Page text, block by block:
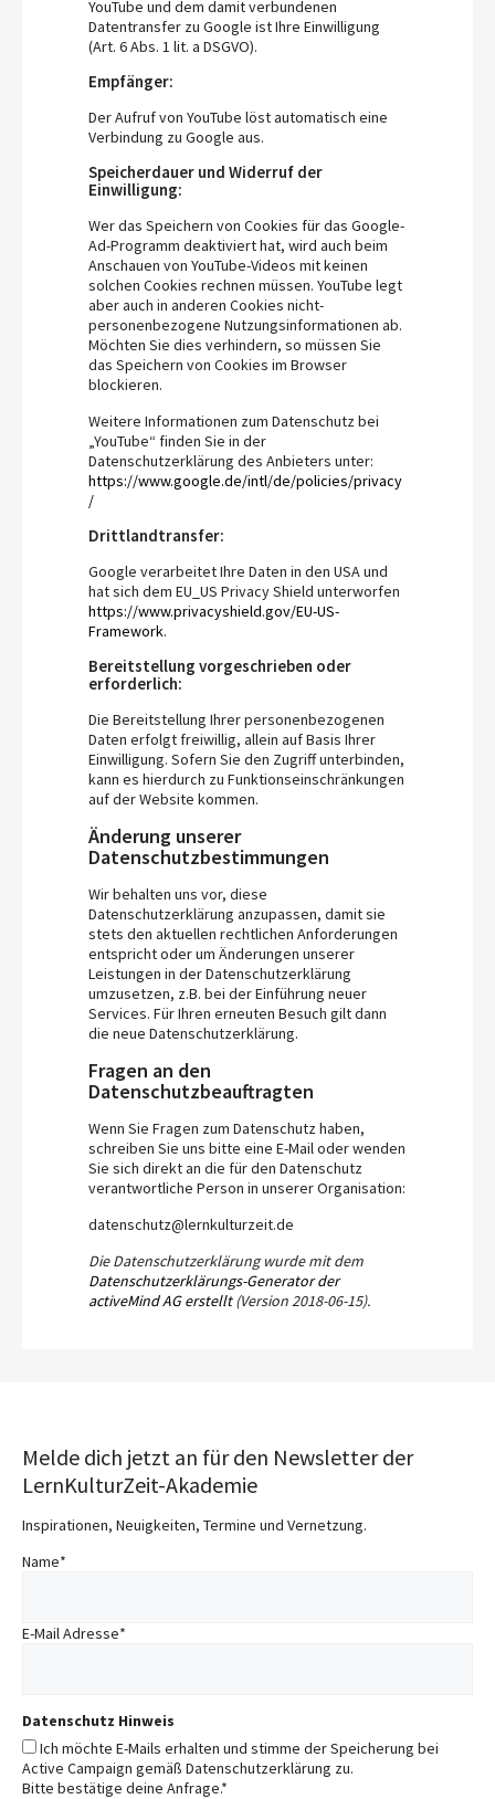
YouTube und dem damit verbundenen
Datentransfer zu Google ist Ihre Einwilligung
(Art. 6 Abs. 1 lit. a DSGVO).
Empfänger:
Der Aufruf von YouTube löst automatisch eine
Verbindung zu Google aus.
Speicherdauer und Widerruf der
Einwilligung:
Wer das Speichern von Cookies für das Google-
Ad-Programm deaktiviert hat, wird auch beim
Anschauen von YouTube-Videos mit keinen
solchen Cookies rechnen müssen. YouTube legt
aber auch in anderen Cookies nicht-
personenbezogene Nutzungsinformationen ab.
Möchten Sie dies verhindern, so müssen Sie
das Speichern von Cookies im Browser
blockieren.
Weitere Informationen zum Datenschutz bei
„YouTube“ finden Sie in der
Datenschutzerklärung des Anbieters unter:
https://www.google.de/intl/de/policies/privacy
/
Drittlandtransfer:
Google verarbeitet Ihre Daten in den USA und
hat sich dem EU_US Privacy Shield unterworfen
https://www.privacyshield.gov/EU-US-
Framework.
Bereitstellung vorgeschrieben oder
erforderlich:
Die Bereitstellung Ihrer personenbezogenen
Daten erfolgt freiwillig, allein auf Basis Ihrer
Einwilligung. Sofern Sie den Zugriff unterbinden,
kann es hierdurch zu Funktionseinschränkungen
auf der Website kommen.
Änderung unserer
Datenschutzbestimmungen
Wir behalten uns vor, diese
Datenschutzerklärung anzupassen, damit sie
stets den aktuellen rechtlichen Anforderungen
entspricht oder um Änderungen unserer
Leistungen in der Datenschutzerklärung
umzusetzen, z.B. bei der Einführung neuer
Services. Für Ihren erneuten Besuch gilt dann
die neue Datenschutzerklärung.
Fragen an den
Datenschutzbeauftragten
Wenn Sie Fragen zum Datenschutz haben,
schreiben Sie uns bitte eine E-Mail oder wenden
Sie sich direkt an die für den Datenschutz
verantwortliche Person in unserer Organisation:
datenschutz@lernkulturzeit.de
Die Datenschutzerklärung wurde mit dem
Datenschutzerklärungs-Generator der
activeMind AG erstellt(Version 2018-06-15).
Melde dich jetzt an für den Newsletter der
LernKulturZeit-Akademie
Inspirationen, Neuigkeiten, Termine und Vernetzung.
Name*
E-Mail Adresse*
Datenschutz Hinweis
Ich möchte E-Mails erhalten und stimme der Speicherung bei
Active Campaign gemäß Datenschutzerklärung zu.
Bitte bestätige deine Anfrage.*